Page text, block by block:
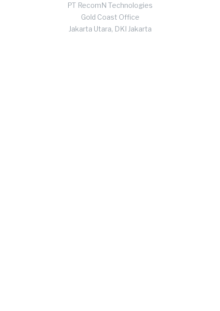
PT RecomN Technologies
Gold Coast Office
Jakarta Utara, DKI Jakarta